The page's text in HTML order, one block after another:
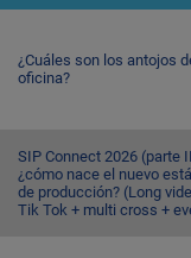
¿Cuáles son los antojos
oficina?
SIP Connect 2026 (parte
¿cómo nace el nuevo
de producción? (Long
Tik Tok + multi cross +